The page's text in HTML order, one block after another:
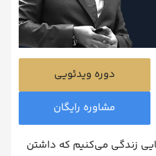
زندگی می‌کنیم که داشتن
دوره ویدئویی
مشاوره رایگان